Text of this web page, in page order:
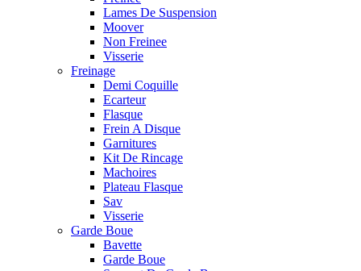
Lames De Suspension
Moover
Non Freinee
Visserie
Freinage
Demi Coquille
Ecarteur
Flasque
Frein A Disque
Garnitures
Kit De Rincage
Machoires
Plateau Flasque
Sav
Visserie
Garde Boue
Bavette
Garde Boue